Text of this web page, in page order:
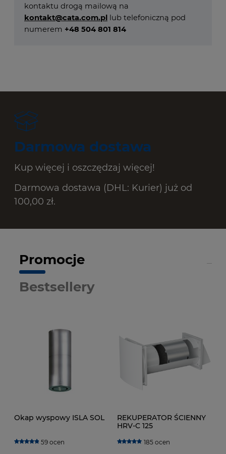
kontaktu drogą mailową na
kontakt@cata.com.pl lub telefoniczną pod
numerem +48 504 801 814
Darmowa dostawa
Kup więcej i oszczędzaj więcej!
Darmowa dostawa (DHL: Kurier) już od
100,00 zł.
Promocje
Bestsellery
Okap wyspowy ISLA SOL
59 ocen
REKUPERATOR ŚCIENNY
HRV-C 125
185 ocen